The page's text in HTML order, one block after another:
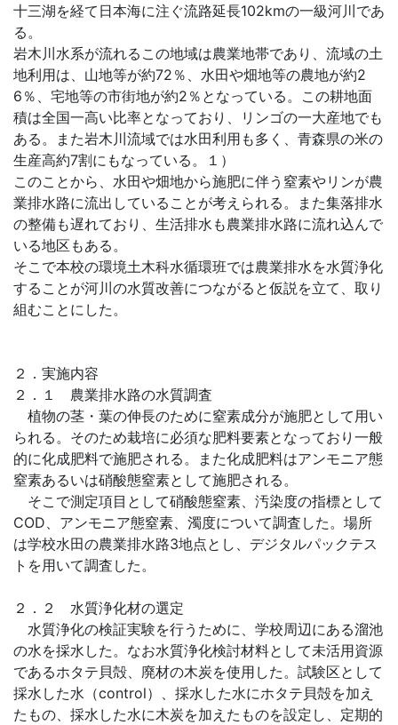
十三湖を経て日本海に注ぐ流路延長102kmの一級河川であ
る。
岩木川水系が流れるこの地域は農業地帯であり、流域の土
地利用は、山地等が約72％、水田や畑地等の農地が約2
6％、宅地等の市街地が約2％となっている。この耕地面
積は全国一高い比率となっており、リンゴの一大産地でも
ある。また岩木川流域では水田利用も多く、青森県の米の
生産高約7割にもなっている。１）
このことから、水田や畑地から施肥に伴う窒素やリンが農
業排水路に流出していることが考えられる。また集落排水
の整備も遅れており、生活排水も農業排水路に流れ込んで
いる地区もある。
そこで本校の環境土木科水循環班では農業排水を水質浄化
することが河川の水質改善につながると仮説を立て、取り
組むことにした。
２．実施内容
２．１ 農業排水路の水質調査
植物の茎・葉の伸長のために窒素成分が施肥として用い
られる。そのため栽培に必須な肥料要素となっており一般
的に化成肥料で施肥される。また化成肥料はアンモニア態
窒素あるいは硝酸態窒素として施肥される。
そこで測定項目として硝酸態窒素、汚染度の指標として
COD、アンモニア態窒素、濁度について調査した。場所
は学校水田の農業排水路3地点とし、デジタルパックテス
トを用いて調査した。
２．２ 水質浄化材の選定
水質浄化の検証実験を行うために、学校周辺にある溜池
の水を採水した。なお水質浄化検討材料として未活用資源
であるホタテ貝殻、廃材の木炭を使用した。試験区として
採水した水（control）、採水した水にホタテ貝殻を加え
たもの、採水した水に木炭を加えたものを設定し、定期的